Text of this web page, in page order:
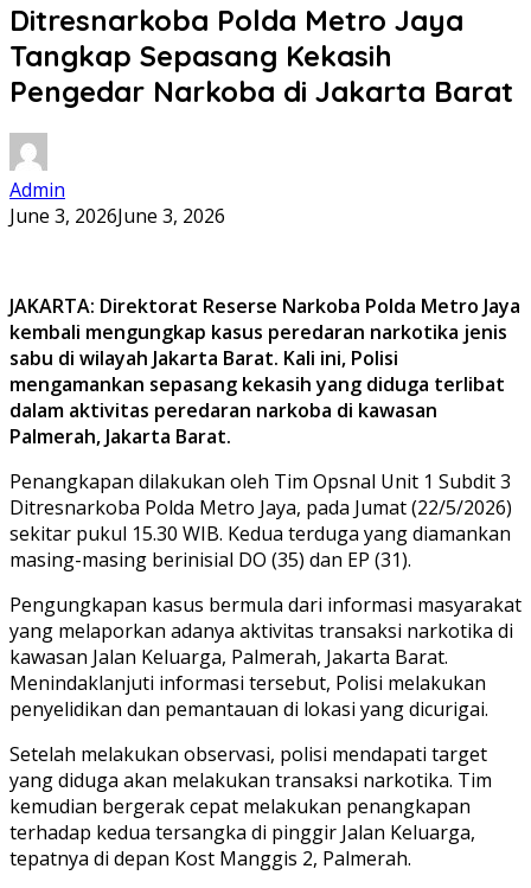
Ditresnarkoba Polda Metro Jaya
Tangkap Sepasang Kekasih
Pengedar Narkoba di Jakarta Barat
Admin
June 3, 2026June 3, 2026
JAKARTA: Direktorat Reserse Narkoba Polda Metro Jaya
kembali mengungkap kasus peredaran narkotika jenis
sabu di wilayah Jakarta Barat. Kali ini, Polisi
mengamankan sepasang kekasih yang diduga terlibat
dalam aktivitas peredaran narkoba di kawasan
Palmerah, Jakarta Barat.
Penangkapan dilakukan oleh Tim Opsnal Unit 1 Subdit 3
Ditresnarkoba Polda Metro Jaya, pada Jumat (22/5/2026)
sekitar pukul 15.30 WIB. Kedua terduga yang diamankan
masing-masing berinisial DO (35) dan EP (31).
Pengungkapan kasus bermula dari informasi masyarakat
yang melaporkan adanya aktivitas transaksi narkotika di
kawasan Jalan Keluarga, Palmerah, Jakarta Barat.
Menindaklanjuti informasi tersebut, Polisi melakukan
penyelidikan dan pemantauan di lokasi yang dicurigai.
Setelah melakukan observasi, polisi mendapati target
yang diduga akan melakukan transaksi narkotika. Tim
kemudian bergerak cepat melakukan penangkapan
terhadap kedua tersangka di pinggir Jalan Keluarga,
tepatnya di depan Kost Manggis 2, Palmerah.